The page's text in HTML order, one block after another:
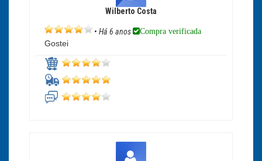
Wilberto Costa
• Há 6 anos Compra verificada
Gostei